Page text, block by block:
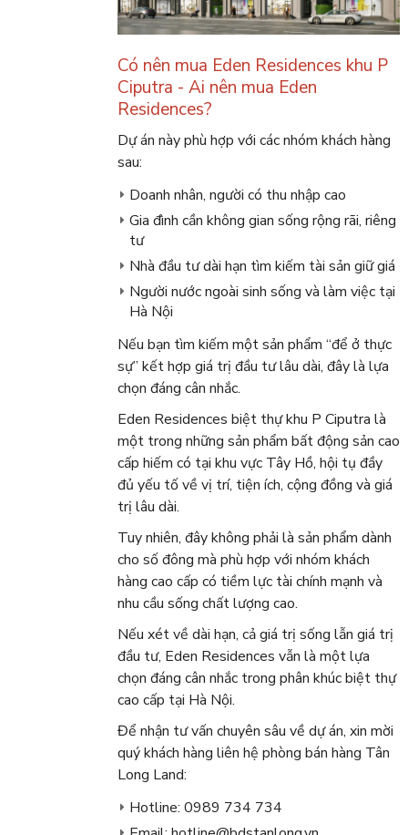
Có nên mua Eden Residences khu P
Ciputra - Ai nên mua Eden
Residences?
Dự án này phù hợp với các nhóm khách hàng
sau:
Doanh nhân, người có thu nhập cao
Gia đình cần không gian sống rộng rãi, riêng
tư
Nhà đầu tư dài hạn tìm kiếm tài sản giữ giá
Người nước ngoài sinh sống và làm việc tại
Hà Nội
Nếu bạn tìm kiếm một sản phẩm “để ở thực
sự” kết hợp giá trị đầu tư lâu dài, đây là lựa
chọn đáng cân nhắc.
Eden Residences biệt thự khu P Ciputra là
một trong những sản phẩm bất động sản cao
cấp hiếm có tại khu vực Tây Hồ, hội tụ đầy
đủ yếu tố về vị trí, tiện ích, cộng đồng và giá
trị lâu dài.
Tuy nhiên, đây không phải là sản phẩm dành
cho số đông mà phù hợp với nhóm khách
hàng cao cấp có tiềm lực tài chính mạnh và
nhu cầu sống chất lượng cao.
Nếu xét về dài hạn, cả giá trị sống lẫn giá trị
đầu tư, Eden Residences vẫn là một lựa
chọn đáng cân nhắc trong phân khúc biệt thự
cao cấp tại Hà Nội.
Để nhận tư vấn chuyên sâu về dự án, xin mời
quý khách hàng liên hệ phòng bán hàng Tân
Long Land:
Hotline: 0989 734 734